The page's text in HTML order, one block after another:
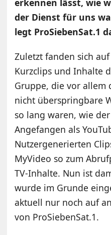
erkennen lässt, wie
der Dienst für uns
legt ProSiebenSat.1
Zuletzt fanden sich
Kurzclips und Inhalte
Gruppe, die vor allem
nicht überspringbare
so lang waren, wie
Angefangen als
Nutzergenerierten
MyVideo so zum
TV-Inhalte. Nun ist
wurde im Grunde
aktuell nur noch auf
von ProSiebenSat.1.